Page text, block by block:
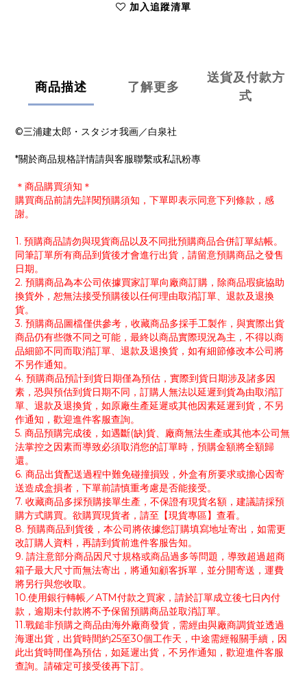
加入追蹤清單
商品描述 了解更多
送貨及付款方
式
©︎三浦建太郎・スタジオ我画／白泉社
*關於商品規格詳情請與客服聯繫或私訊粉專
＊商品購買須知＊
購買商品前請先詳閱預購須知，下單即表示同意下列條款，感
謝。
1. 預購商品請勿與現貨商品以及不同批預購商品合併訂單結帳。
同筆訂單所有商品到貨後才會進行出貨，請留意預購商品之發售
日期。
2. 預購商品為本公司依據買家訂單向廠商訂購，除商品瑕疵協助
換貨外，恕無法接受預購後以任何理由取消訂單、退款及退換
貨。
3. 預購商品圖檔僅供參考，收藏商品多採手工製作，與實際出貨
商品仍有些微不同之可能，最終以商品實際現況為主，不得以商
品細節不同而取消訂單、退款及退換貨，如有細節修改本公司將
不另作通知。
4. 預購商品預計到貨日期僅為預估，實際到貨日期涉及諸多因
素，恐與預估到貨日期不同，訂購人無法以延遲到貨為由取消訂
單、退款及退換貨，如原廠生產延遲或其他因素延遲到貨，不另
作通知，歡迎進件客服查詢。
5. 商品預購完成後，如遇斷(缺)貨、廠商無法生產或其他本公司無
法掌控之因素而導致必須取消您的訂單時，預購金額將全額歸
還。
6. 商品出貨配送過程中難免碰撞損毀，外盒有所要求或擔心因寄
送造成盒損者，下單前請慎重考慮是否能接受。
7. 收藏商品多採預購接單生產，不保證有現貨名額，建議請採預
購方式購買。欲購買現貨者，請至【現貨專區】查看。
8. 預購商品到貨後，本公司將依據您訂購填寫地址寄出，如需更
改訂購人資料，再請到貨前進件客服告知。
9. 請注意部分商品因尺寸規格或商品過多等問題，導致超過超商
箱子最大尺寸而無法寄出，將通知顧客拆單，並分開寄送，運費
將另行與您收取。
10.使用銀行轉帳／ATM付款之買家，請於訂單成立後七日內付
款，逾期未付款將不予保留預購商品並取消訂單。
11.戰鎚非預購之商品由海外廠商發貨，需經由與廠商調貨並透過
海運出貨，出貨時間約25至30個工作天，中途需經報關手續，因
此出貨時間僅為預估，如延遲出貨，不另作通知，歡迎進件客服
查詢。請確定可接受後再下訂。